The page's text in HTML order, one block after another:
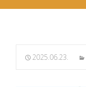
2025.06.23.